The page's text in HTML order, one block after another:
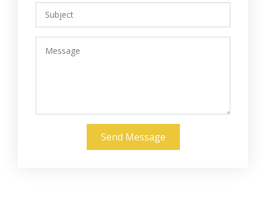
Send Message